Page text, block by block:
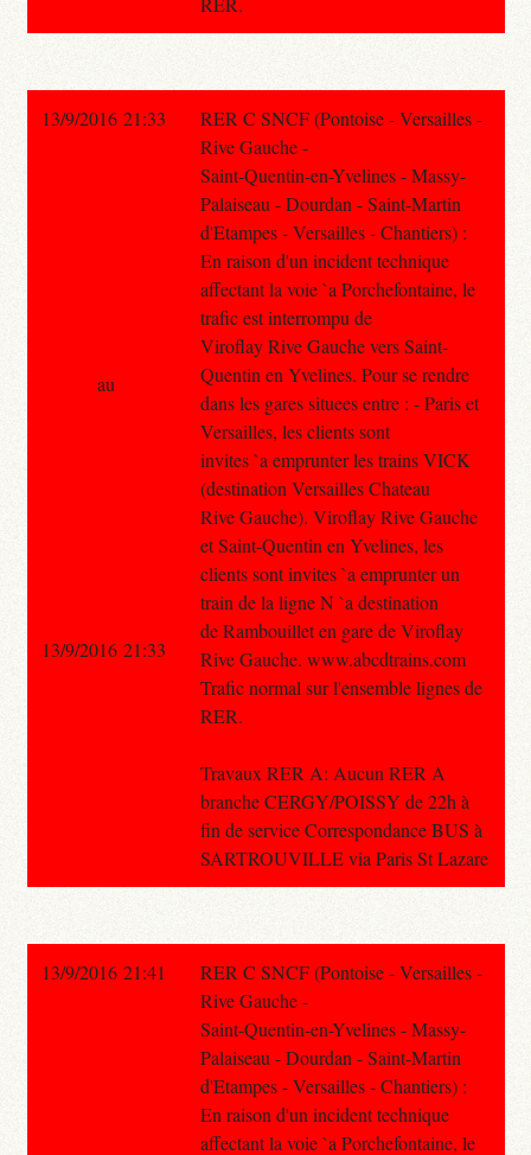
13/9/2016 21:33
RER C SNCF (Pontoise - Versailles -
Rive Gauche -
Saint-Quentin-en-Yvelines - Massy-
Palaiseau - Dourdan - Saint-Martin
d'Etampes - Versailles - Chantiers) :
En raison d'un incident technique
affectant la voie `a Porchefontaine, le
trafic est interrompu de
Viroflay Rive Gauche vers Saint-
Quentin en Yvelines. Pour se rendre
dans les gares situees entre : - Paris et
Versailles, les clients sont
invites `a emprunter les trains VICK
(destination Versailles Chateau
Rive Gauche). Viroflay Rive Gauche
et Saint-Quentin en Yvelines, les
clients sont invites `a emprunter un
train de la ligne N `a destination
de Rambouillet en gare de Viroflay
Rive Gauche. www.abcdtrains.com
Trafic normal sur l'ensemble lignes de
RER.
Travaux RER A: Aucun RER A
branche CERGY/POISSY de 22h à
fin de service Correspondance BUS à
SARTROUVILLE via Paris St Lazare
au
13/9/2016 21:33
13/9/2016 21:41
RER C SNCF (Pontoise - Versailles -
Rive Gauche -
Saint-Quentin-en-Yvelines - Massy-
Palaiseau - Dourdan - Saint-Martin
d'Etampes - Versailles - Chantiers) :
En raison d'un incident technique
affectant la voie `a Porchefontaine, le